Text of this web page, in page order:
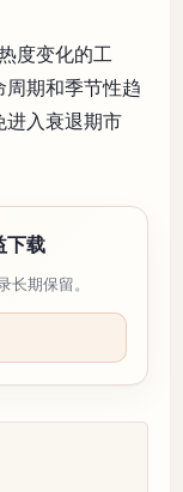
度变化的工
周期和季节性趋
进入衰退期市
下载
期保留。